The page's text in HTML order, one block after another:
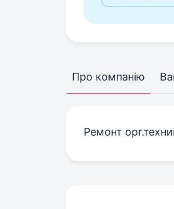
Про компанію
Ремонт